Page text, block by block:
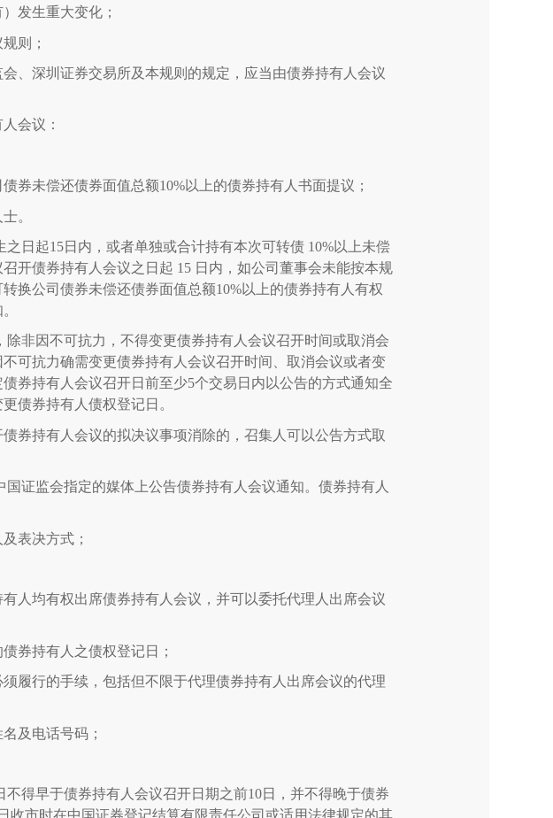
发生重大变化；
则；
、深圳证券交易所及本规则的规定，应当由债券持有人会议
会议：
债券未偿还债券面值总额10%以上的债券持有人书面提议；
。
之日起15日内，或者单独或合计持有本次可转债 10%以上未偿
开债券持有人会议之日起 15 日内，如公司董事会未能按本规
换公司债券未偿还债券面值总额10%以上的债券持有人有权
除非因不可抗力，不得变更债券持有人会议召开时间或取消会
可抗力确需变更债券持有人会议召开时间、取消会议或者变
券持有人会议召开日前至少5个交易日内以公告的方式通知全
债券持有人债权登记日。
券持有人会议的拟决议事项消除的，召集人可以公告方式取
证监会指定的媒体上公告债券持有人会议通知。债券持有人
表决方式；
人均有权出席债券持有人会议，并可以委托代理人出席会议
券持有人之债权登记日；
履行的手续，包括但不限于代理债券持有人出席会议的代理
及电话号码；
不得早于债券持有人会议召开日期之前10日，并不得晚于债券